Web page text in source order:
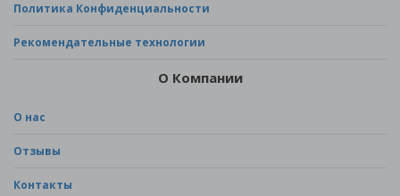
Политика Конфиденциальности
Рекомендательные технологии
О Компании
О нас
Отзывы
Контакты